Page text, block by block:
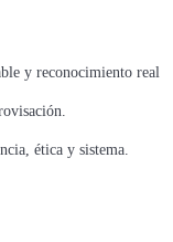
y reconocimiento real
ética y sistema.